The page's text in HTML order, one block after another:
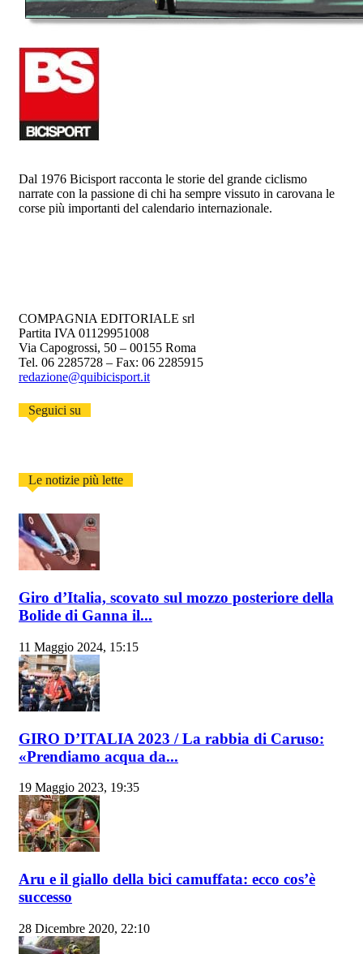
Dal 1976 Bicisport racconta le storie del grande ciclismo
narrate con la passione di chi ha sempre vissuto in carovana le
corse più importanti del calendario internazionale.
COMPAGNIA EDITORIALE srl
Partita IVA 01129951008
Via Capogrossi, 50 – 00155 Roma
Tel. 06 2285728 – Fax: 06 2285915
redazione@quibicisport.it
Seguici su
Le notizie più lette
Giro d’Italia, scovato sul mozzo posteriore della
Bolide di Ganna il...
11 Maggio 2024, 15:15
GIRO D’ITALIA 2023 / La rabbia di Caruso:
«Prendiamo acqua da...
19 Maggio 2023, 19:35
Aru e il giallo della bici camuffata: ecco cos’è
successo
28 Dicembre 2020, 22:10